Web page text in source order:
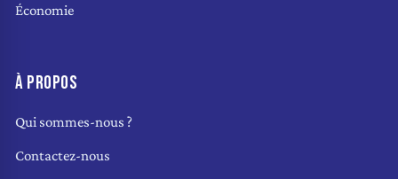
Économie
À PROPOS
Qui sommes-nous ?
Contactez-nous